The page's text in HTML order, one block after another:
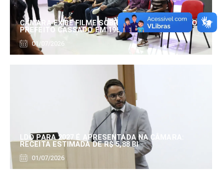
CÂMARA EXIBE FILME SOBRE EDUARDO SERRANO,
PREFEITO CASSADO EM 1960
01/07/2026
LDO PARA 2027 É APRESENTADA NA CÂMARA:
RECEITA ESTIMADA DE R$ 5,88 BI
01/07/2026